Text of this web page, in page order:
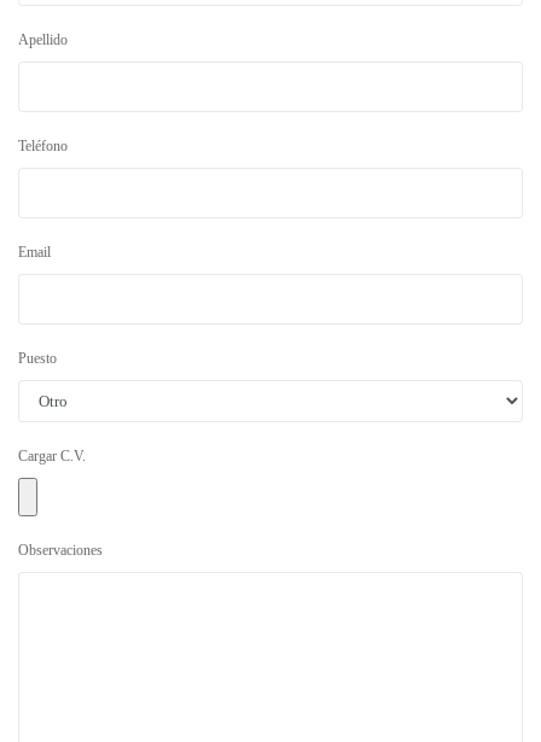
Apellido
Teléfono
Email
Puesto
Cargar C.V.
Observaciones